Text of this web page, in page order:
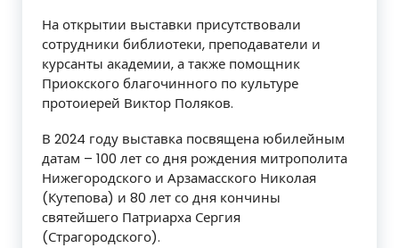
На открытии выставки присутствовали
сотрудники библиотеки, преподаватели и
курсанты академии, а также помощник
Приокского благочинного по культуре
протоиерей Виктор Поляков.
В 2024 году выставка посвящена юбилейным
датам – 100 лет со дня рождения митрополита
Нижегородского и Арзамасского Николая
(Кутепова) и 80 лет со дня кончины
святейшего Патриарха Сергия
(Страгородского).